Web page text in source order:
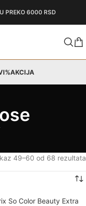
PREKO 6000 RSD
%AKCIJA
49–60 od 68 rezultata